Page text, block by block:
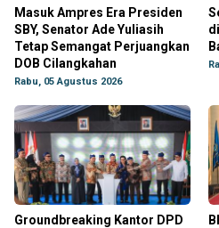
Masuk Ampres Era Presiden
SBY, Senator Ade Yuliasih
Tetap Semangat Perjuangkan
DOB Cilangkahan
Rabu, 05 Agustus 2026
Groundbreaking Kantor DPD